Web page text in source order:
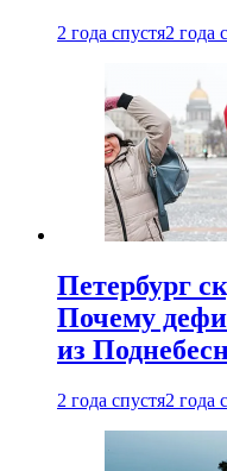
2 года спустя2 года
Петербург
Почему
из
2 года спустя2 года